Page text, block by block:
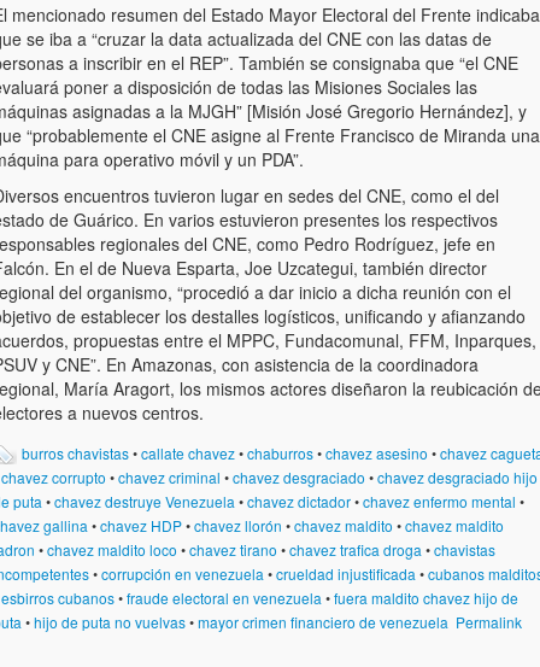
mencionado resumen del Estado Mayor Electoral del Frente indicaba
se iba a “cruzar la data actualizada del CNE con las datas de
a inscribir en el REP”. También se consignaba que “el CNE
poner a disposición de todas las Misiones Sociales las
asignadas a la MJGH” [Misión José Gregorio Hernández], y
“probablemente el CNE asigne al Frente Francisco de Miranda una
para operativo móvil y un PDA”.
encuentros tuvieron lugar en sedes del CNE, como el del
de Guárico. En varios estuvieron presentes los respectivos
regionales del CNE, como Pedro Rodríguez, jefe en
En el de Nueva Esparta, Joe Uzcategui, también director
del organismo, “procedió a dar inicio a dicha reunión con el
de establecer los destalles logísticos, unificando y afianzando
propuestas entre el MPPC, Fundacomunal, FFM, Inparques,
y CNE”. En Amazonas, con asistencia de la coordinadora
María Aragort, los mismos actores diseñaron la reubicación
a nuevos centros.
burros chavistas•callate chavez•chaburros•chavez asesino •chavez
chavez corrupto •chavez criminal •chavez desgraciado •chavez desgraciado hijo
puta •chavez destruye Venezuela •chavez dictador•chavez enfermo mental •
gallina •chavez HDP•chavez llorón •chavez maldito •chavez maldito
•chavez maldito loco •chavez tirano •chavez trafica droga •chavistas
•corrupción en venezuela •crueldad injustificada •cubanos
esbirros cubanos•fraude electoral en venezuela •fuera maldito chavez hijo de
•hijo de puta no vuelvas•mayor crimen financiero de venezuela Permalink